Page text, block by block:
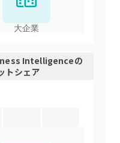
大企業
Intelligenceの
トシェア